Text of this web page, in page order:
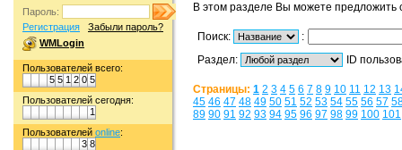
Пароль:
Регистрация
Забыли пароль?
WMLogin
Пользователей всего:
5 5 1 2 0 5
Пользователей сегодня:
1
Пользователей online:
3 8
В этом разделе Вы можете
Поиск:
:
Раздел:
ID
Страницы: 1 2 3 4 5 6 7 8 9 10 11 12 13
45 46 47 48 49 50 51 52 53 54 55 56 57
89 90 91 92 93 94 95 96 97 98 99 100 101